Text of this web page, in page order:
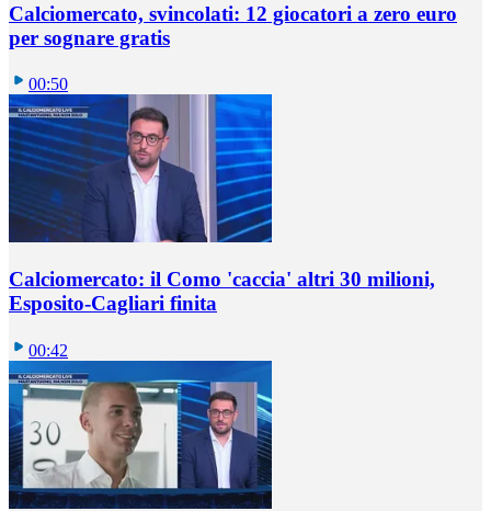
Calciomercato, svincolati: 12 giocatori a zero euro
per sognare gratis
00:50
Calciomercato: il Como 'caccia' altri 30 milioni,
Esposito-Cagliari finita
00:42